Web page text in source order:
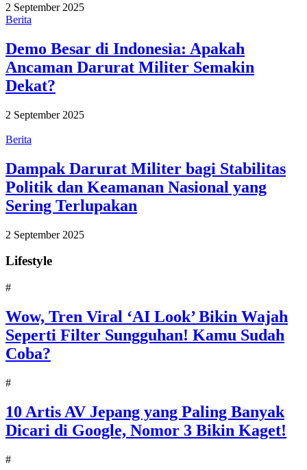
2 September 2025
Berita
Demo Besar di Indonesia: Apakah
Ancaman Darurat Militer Semakin
Dekat?
2 September 2025
Berita
Dampak Darurat Militer bagi Stabilitas
Politik dan Keamanan Nasional yang
Sering Terlupakan
2 September 2025
Lifestyle
#
Wow, Tren Viral ‘AI Look’ Bikin Wajah
Seperti Filter Sungguhan! Kamu Sudah
Coba?
#
10 Artis AV Jepang yang Paling Banyak
Dicari di Google, Nomor 3 Bikin Kaget!
#